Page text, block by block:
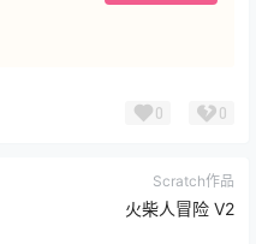
0 0
Scratch作品
火柴人冒险 V2